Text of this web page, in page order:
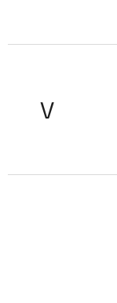
V